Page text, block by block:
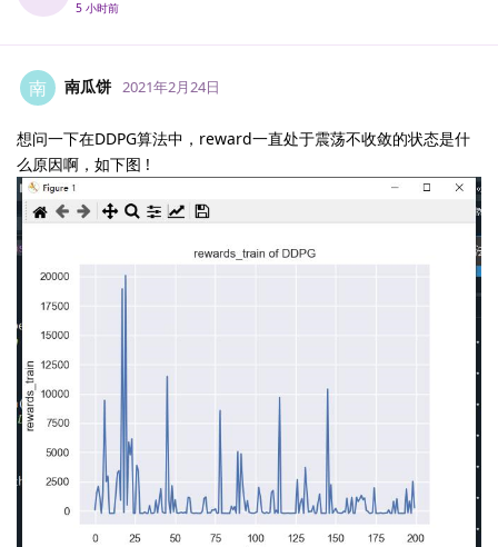
5 小时前
南 南瓜饼 2021年2月24日
想问一下在DDPG算法中，reward一直处于震荡不收敛的状态是什
么原因啊，如下图 !